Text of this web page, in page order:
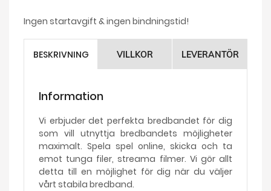
Ingen startavgift & ingen bindningstid!
BESKRIVNING VILLKOR LEVERANTÖR
Information
Vi erbjuder det perfekta bredbandet för dig
som vill utnyttja bredbandets möjligheter
maximalt. Spela spel online, skicka och ta
emot tunga filer, streama filmer. Vi gör allt
detta till en möjlighet för dig när du väljer
vårt stabila bredband.